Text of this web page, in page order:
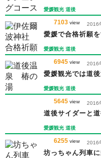
愛媛観光 道後
7103 view 2016
愛媛で合格祈願
愛媛観光 道後
6945 view 2016
愛媛観光では道
愛媛観光 道後
5645 view 2016
道後サイダーと
愛媛観光 道後
6255 view 2016
坊っちゃん列車